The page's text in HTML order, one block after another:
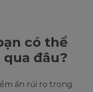
có thể
đâu?
ẩn rủi ro trong